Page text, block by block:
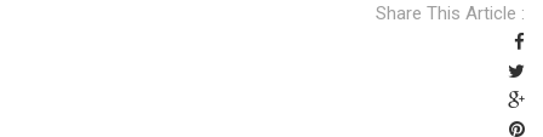
Share This Article :